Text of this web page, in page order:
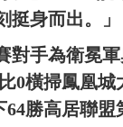
身而出。」
對手為衛冕
0橫掃鳳凰城
勝高居聯